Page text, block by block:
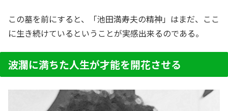
この墓を前にすると、「池田満寿夫の精神」はまだ、ここ
に生き続けているということが実感出来るのである。
波瀾に満ちた人生が才能を開花させる